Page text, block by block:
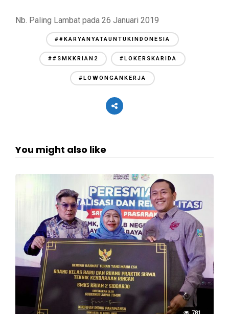
Nb. Paling Lambat pada 26 Januari 2019
##KARYANYATAUNTUKINDONESIA
##SMKKRIAN2 #LOKERSKARIDA
#LOWONGANKERJA
You might also like
781